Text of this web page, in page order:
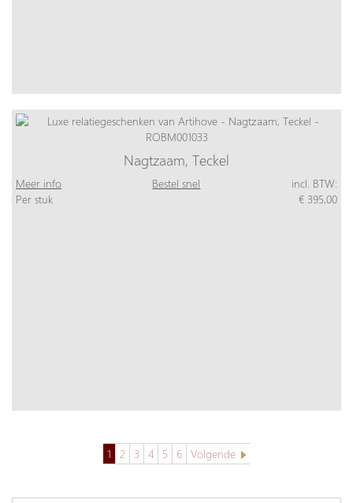
Nagtzaam, Teckel
Meer info Bestel snel
incl. BTW:
Per stuk
€ 395,00
1 2 3 4 5 6 Volgende